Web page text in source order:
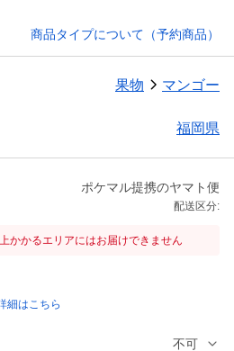
商品タイプについて（予約商品）
果物 マンゴー
福岡県
ポケマル提携のヤマト便
配送区分:
かかるエリアにはお届けできません
細はこちら
不可